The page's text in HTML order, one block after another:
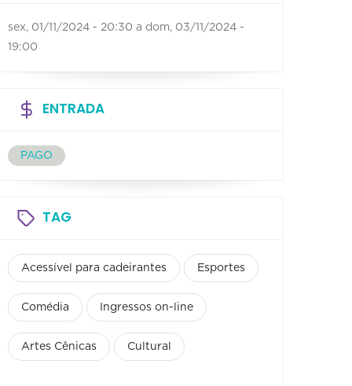
sex, 01/11/2024 - 20:30 a dom, 03/11/2024 -
19:00
ENTRADA
PAGO
TAG
Acessível para cadeirantes Esportes
Comédia Ingressos on-line
Artes Cênicas Cultural